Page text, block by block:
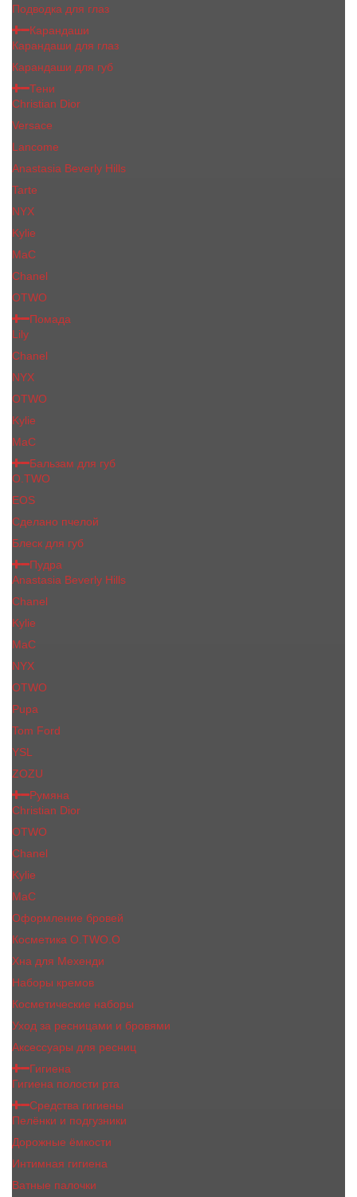
Подводка для глаз
Карандаши
Карандаши для глаз
Карандаши для губ
Тени
Christian Dior
Versace
Lancome
Anastasia Beverly Hills
Tarte
NYX
Kylie
MaC
Сhanеl
OTWO
Помада
Lily
Chanel
NYX
OTWO
Kylie
МаС
Бальзам для губ
O.TWO
EOS
Сделано пчелой
Блеск для губ
Пудра
Anastasia Beverly Hills
Chanel
Kylie
MaC
NYX
OTWO
Pupa
Tom Ford
YSL
ZOZU
Румяна
Christian Dior
OTWO
Сhanеl
Kylie
MaC
Оформление бровей
Косметика O.TWO.O
Хна для Мехенди
Наборы кремов
Косметические наборы
Уход за ресницами и бровями
Аксессуары для ресниц
Гигиена
Гигиена полости рта
Средства гигиены
Пелёнки и подгузники
Дорожные ёмкости
Интимная гигиена
Ватные палочки